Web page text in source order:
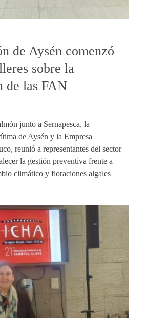
de Aysén comenzó
sobre la
de las FAN
junto a Sernapesca, la
de Aysén y la Empresa
reunió a representantes del sector
la gestión preventiva frente a
climático y floraciones algales